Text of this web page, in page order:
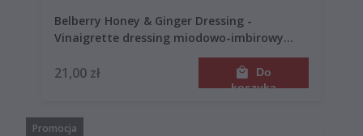
Belberry Honey & Ginger Dressing -
Vinaigrette dressing miodowo-imbirowy
21,00 zł
Do
koszyka
Promocja